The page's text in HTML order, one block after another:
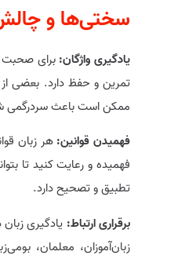
سختی‌ها و
یادگیری واژگان: برای صحبت
تمرین و حفظ دارد. بعضی
ممکن است باعث سردرگمی
فهمیدن قوانین: هر زبان
فهمیده و رعایت کنید تا
تطبیق و تصحیح دارد.
برقراری ارتباط: یادگیری
زبان‌آموزان، معلمان،